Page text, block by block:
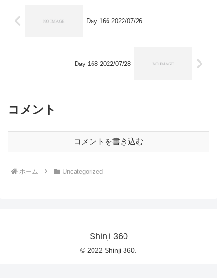
Day 166 2022/07/26
Day 168 2022/07/28
コメント
コメントを書き込む
ホーム Uncategorized
Shinji 360
© 2022 Shinji 360.